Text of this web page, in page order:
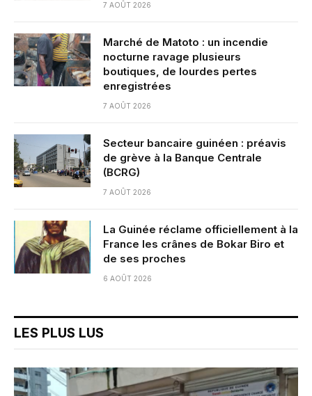
7 AOÛT 2026
Marché de Matoto : un incendie
nocturne ravage plusieurs
boutiques, de lourdes pertes
enregistrées
7 AOÛT 2026
Secteur bancaire guinéen : préavis
de grève à la Banque Centrale
(BCRG)
7 AOÛT 2026
La Guinée réclame officiellement à la
France les crânes de Bokar Biro et
de ses proches
6 AOÛT 2026
LES PLUS LUS